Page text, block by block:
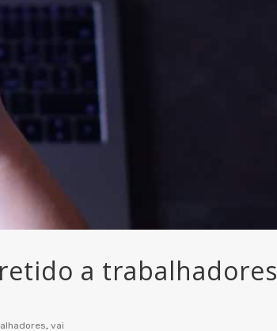
a trabalhadores
, vai